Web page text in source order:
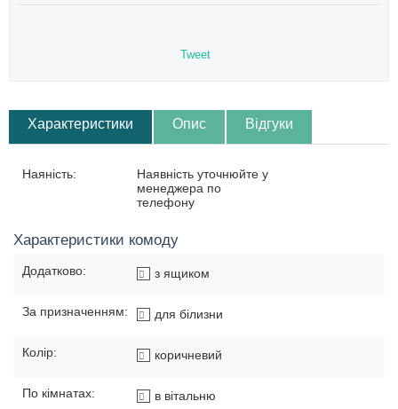
Tweet
Характеристики Опис Відгуки
Наяність:
Наявність уточнюйте у
менеджера по
телефону
Характеристики комоду
Додатково: з ящиком
За призначенням: для білизни
Колір: коричневий
По кімнатах:
в вітальню